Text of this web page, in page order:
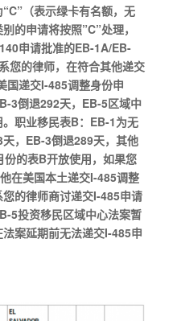
（表示绿卡有名额，无
的申请将按照”C”处理，
申请批准的EB-1A/EB-
您的律师，在符合其他递交
国递交I-485调整身份申
3倒退292天，EB-5区域中
职业移民表B：EB-1为无
，EB-3倒退289天，其他
的表B开放使用，如果您
在美国本土递交I-485调整
的律师商讨递交I-485申请
5投资移民区域中心法案暂
案延期前无法递交I-485申